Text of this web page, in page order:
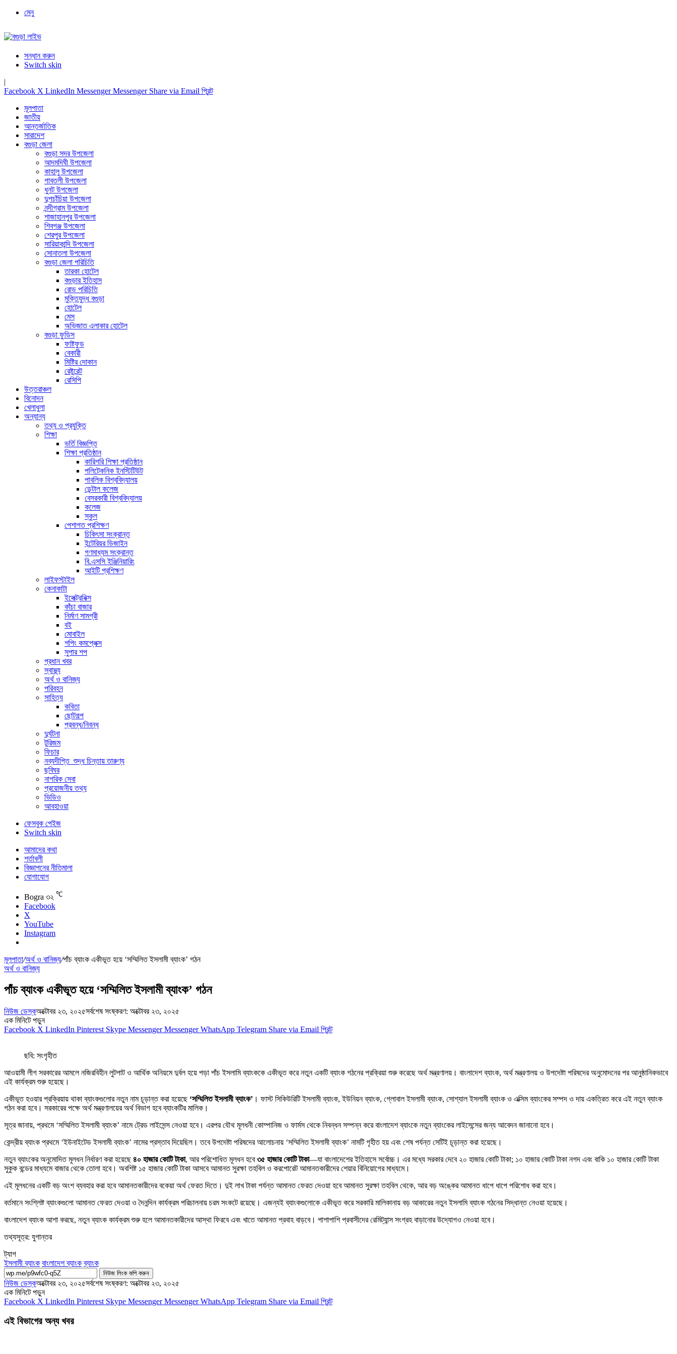
মেনু
সন্ধান করুন
Switch skin
|
Facebook X LinkedIn Messenger Messenger Share via Email প্রিন্ট
মূলপাতা
জাতীয়
আন্তর্জাতিক
সারাদেশ
বগুড়া জেলা
বগুড়া সদর উপজেলা
আদমদিঘী উপজেলা
কাহালু উপজেলা
গাবতলী উপজেলা
ধুনট উপজেলা
দুপচাঁচিয়া উপজেলা
নন্দীগ্রাম উপজেলা
শাজাহানপুর উপজেলা
শিবগঞ্জ উপজেলা
শেরপুর উপজেলা
সারিয়াকান্দি উপজেলা
সোনাতলা উপজেলা
বগুড়া জেলা পরিচিতি
তারকা হোটেল
বগুড়ার ইতিহাস
রোড পরিচিতি
মুক্তিযুদ্ধ বগুড়া
হোটেল
মেস
অভিজাত এলাকার হোটেল
বগুড়া ফুডিস
ফাষ্টফুড
বেকারী
মিষ্টির দোকান
রেষ্টুরেন্ট
রেসিপি
উত্তরাঞ্চল
বিনোদন
খেলাধুলা
অন্যান্য
তথ্য ও প্রযুক্তি
শিক্ষা
ভর্তি বিজ্ঞপ্তি
শিক্ষা প্রতিষ্ঠান
কারিগরি শিক্ষা প্রতিষ্ঠান
পলিটেকনিক ইনস্টিটিউট
পাবলিক বিশ্ববিদ্যালয়
ডেন্টাল কলেজ
বেসরকারী বিশ্ববিদ্যালয়
কলেজ
স্কুল
পেশাগত প্রশিক্ষণ
চিকিৎসা সংক্রান্ত
ইন্টেরিয়র ডিজাইন
গণমাধ্যম সংক্রান্ত
বি.এসসি ইঞ্জিনিয়ারিং
আইটি প্রশিক্ষণ
লাইফস্টাইল
কেনাকাটা
ইলেক্ট্রনিক্স
কাঁচা বাজার
নির্মাণ সামগ্রী
বই
মোবাইল
শপিং কমপ্লেক্স
সুপার শপ
প্রধান খবর
স্বাস্থ্য
অর্থ ও বানিজ্য
পরিবহন
সাহিত্য
কবিতা
ছোটগল্প
প্রবন্ধ/নিবন্ধ
দুর্ঘটনা
টুরিজম
ফিচার
নব্যদীপ্তি_শুদ্ধ চিন্তায় তারুণ্য
ছবিঘর
নাগরিক সেবা
প্রয়োজনীয় তথ্য
ভিডিও
আবহাওয়া
ফেসবুক পেইজ
Switch skin
আমাদের কথা
শর্তাবলী
বিজ্ঞাপনের নীতিমালা
যোগাযোগ
Bogra ৩২ ℃
Facebook
X
YouTube
Instagram
মূলপাতা/অর্থ ও বানিজ্য/পাঁচ ব্যাংক একীভূত হয়ে ‘সম্মিলিত ইসলামী ব্যাংক’ গঠন
অর্থ ও বানিজ্য
পাঁচ ব্যাংক একীভূত হয়ে ‘সম্মিলিত ইসলামী ব্যাংক’ গঠন
নিউজ ডেস্কঅক্টোবর ২৩, ২০২৫সর্বশেষ সংষ্করণ: অক্টোবর ২৩, ২০২৫
এক মিনিটে পড়ুন
Facebook X LinkedIn Pinterest Skype Messenger Messenger WhatsApp Telegram Share via Email প্রিন্ট
ছবি: সংগৃহীত
আওয়ামী লীগ সরকারের আমলে নজিরবিহীন লুটপাট ও আর্থিক অনিয়মে দুর্বল হয়ে পড়া পাঁচ ইসলামি ব্যাংককে একীভূত করে নতুন একটি ব্যাংক গঠনের প্রক্রিয়া শুরু করেছে অর্থ মন্ত্রণালয়। বাংলাদেশ ব্যাংক, অর্থ মন্ত্রণালয় ও উপদেষ্টা পরিষদের অনুমোদনের পর আনুষ্ঠানিকভাবে
এই কার্যক্রম শুরু হয়েছে।
একীভূত হওয়ার প্রক্রিয়ায় থাকা ব্যাংকগুলোর নতুন নাম চূড়ান্ত করা হয়েছে ‘সম্মিলিত ইসলামী ব্যাংক’ । ফাস্ট সিকিউরিটি ইসলামী ব্যাংক, ইউনিয়ন ব্যাংক, গ্লোবাল ইসলামী ব্যাংক, সোশ্যাল ইসলামী ব্যাংক ও এক্সিম ব্যাংকের সম্পদ ও দায় একত্রিত করে এই নতুন ব্যাংক
গঠন করা হবে। সরকারের পক্ষে অর্থ মন্ত্রণালয়ের অর্থ বিভাগ হবে ব্যাংকটির মালিক।
সূত্র জানায়, প্রথমে ‘সম্মিলিত ইসলামী ব্যাংক’ নামে ট্রেড লাইসেন্স নেওয়া হবে। এরপর যৌথ মূলধনী কোম্পানিজ ও ফার্মস থেকে নিবন্ধন সম্পন্ন করে বাংলাদেশ ব্যাংকে নতুন ব্যাংকের লাইসেন্সের জন্য আবেদন জানানো হবে।
কেন্দ্রীয় ব্যাংক প্রথমে ‘ইউনাইটেড ইসলামী ব্যাংক’ নামের প্রস্তাব দিয়েছিল। তবে উপদেষ্টা পরিষদের আলোচনায় ‘সম্মিলিত ইসলামী ব্যাংক’ নামটি গৃহীত হয় এবং শেষ পর্যন্ত সেটিই চূড়ান্ত করা হয়েছে।
নতুন ব্যাংকের অনুমোদিত মূলধন নির্ধারণ করা হয়েছে ৪০ হাজার কোটি টাকা, আর পরিশোধিত মূলধন হবে৩৫ হাজার কোটি টাকা—যা বাংলাদেশের ইতিহাসে সর্বোচ্চ। এর মধ্যে সরকার দেবে ২০ হাজার কোটি টাকা; ১০ হাজার কোটি টাকা নগদ এবং বাকি ১০ হাজার কোটি টাকা
সুকুক বন্ডের মাধ্যমে বাজার থেকে তোলা হবে। অবশিষ্ট ১৫ হাজার কোটি টাকা আসবে আমানত সুরক্ষা তহবিল ও করপোরেট আমানতকারীদের শেয়ার বিনিয়োগের মাধ্যমে।
এই মূলধনের একটি বড় অংশ ব্যবহার করা হবে আমানতকারীদের বকেয়া অর্থ ফেরত দিতে। দুই লাখ টাকা পর্যন্ত আমানত ফেরত দেওয়া হবে আমানত সুরক্ষা তহবিল থেকে, আর বড় অঙ্কের আমানত ধাপে ধাপে পরিশোধ করা হবে।
বর্তমানে সংশ্লিষ্ট ব্যাংকগুলো আমানত ফেরত দেওয়া ও দৈনন্দিন কার্যক্রম পরিচালনায় চরম সংকটে রয়েছে। এজন্যই ব্যাংকগুলোকে একীভূত করে সরকারি মালিকানায় বড় আকারের নতুন ইসলামি ব্যাংক গঠনের সিদ্ধান্ত নেওয়া হয়েছে।
বাংলাদেশ ব্যাংক আশা করছে, নতুন ব্যাংক কার্যক্রম শুরু হলে আমানতকারীদের আস্থা ফিরবে এবং খাতে আমানত প্রবাহ বাড়বে। পাশাপাশি প্রবাসীদের রেমিট্যান্স সংগ্রহ বাড়ানোর উদ্যোগও নেওয়া হবে।
তথ্যসূত্র: যুগান্তর
ট্যাগ
ইসলামী ব্যাংক বাংলাদেশ ব্যাংক ব্যাংক
নিউজ লিংক কপি করুন
নিউজ ডেস্কঅক্টোবর ২৩, ২০২৫সর্বশেষ সংষ্করণ: অক্টোবর ২৩, ২০২৫
এক মিনিটে পড়ুন
Facebook X LinkedIn Pinterest Skype Messenger Messenger WhatsApp Telegram Share via Email প্রিন্ট
এই বিভাগের অন্য খবর